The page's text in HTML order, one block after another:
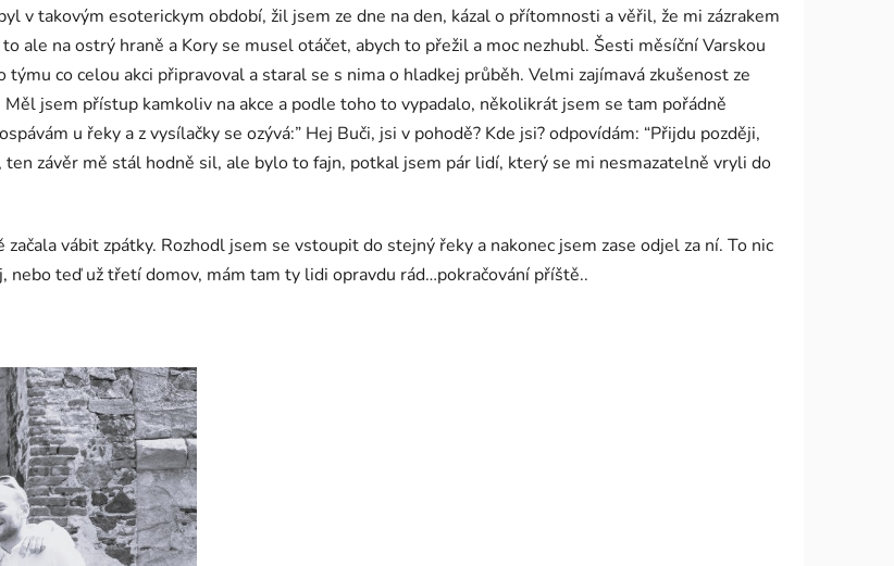
v takovým esoterickym období, žil jsem ze dne na den, kázal o přítomnosti a věřil, že mi zázrakem
ale na ostrý hraně a Kory se musel otáčet, abych to přežil a moc nezhubl. Šesti měsíční Varskou
co celou akci připravoval a staral se s nima o hladkej průběh. Velmi zajímavá zkušenost ze
jsem přístup kamkoliv na akce a podle toho to vypadalo, několikrát jsem se tam pořádně
u řeky a z vysílačky se ozývá:” Hej Buči, jsi v pohodě? Kde jsi? odpovídám: “Přijdu později,
závěr mě stál hodně sil, ale bylo to fajn, potkal jsem pár lidí, který se mi nesmazatelně vryli do
vábit zpátky. Rozhodl jsem se vstoupit do stejný řeky a nakonec jsem zase odjel za ní. To nic
nebo teď už třetí domov, mám tam ty lidi opravdu rád…pokračování příště..